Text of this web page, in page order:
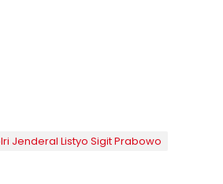
Jenderal Listyo Sigit Prabowo